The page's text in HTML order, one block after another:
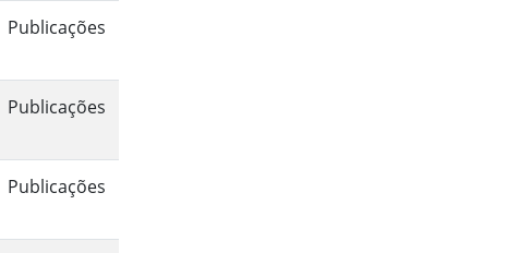
Publicações
Publicações
Publicações